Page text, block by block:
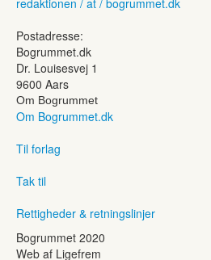
Postadresse:
Bogrummet.dk
Dr. Louisesvej 1
9600 Aars
Om Bogrummet
Om Bogrummet.dk
Til forlag
Tak til
Rettigheder & retningslinjer
Bogrummet 2020
Web af Ligefrem